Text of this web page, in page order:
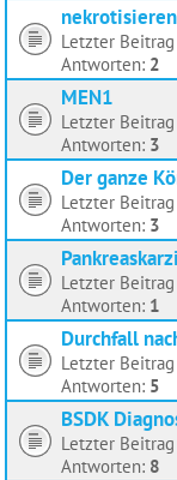
Letzter
Antworten: 2
MEN1
Letzter
Antworten: 3
Der ganze
Letzter
Antworten: 3
Letzter
Antworten: 1
Durchfall
Letzter
Antworten: 5
BSDK
Letzter
Antworten: 8